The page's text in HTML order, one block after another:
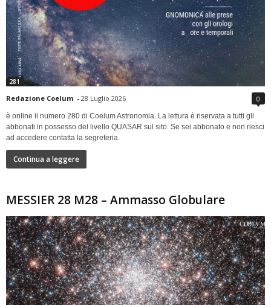
281
Redazione Coelum - 28 Luglio 2026 0
è online il numero 280 di Coelum Astronomia. La lettura è riservata a tutti gli
abbonati in possesso del livello QUASAR sul sito. Se sei abbonato e non riesci
ad accedere contatta la segreteria.
Continua a leggere
MESSIER 28 M28 – Ammasso Globulare